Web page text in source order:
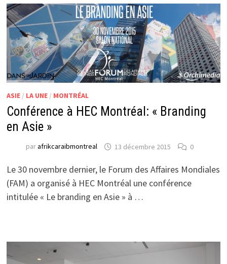
ASIE/ LA UNE/ MONTRÉAL
Conférence à HEC Montréal: « Branding
en Asie »
parafrikcaraibmontreal 13 décembre 2015 0
Le 30 novembre dernier, le Forum des Affaires Mondiales
(FAM) a organisé à HEC Montréal une conférence
intitulée « Le branding en Asie » à …